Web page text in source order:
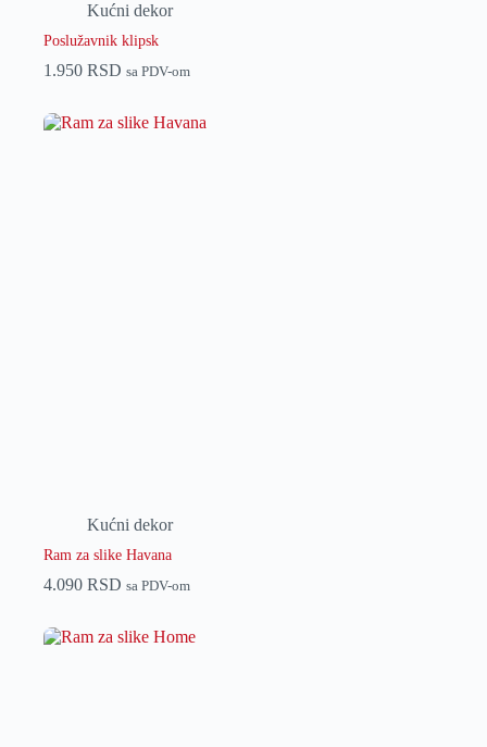
Kućni dekor
Poslužavnik klipsk
1.950 RSD sa PDV-om
Kućni dekor
Ram za slike Havana
4.090 RSD sa PDV-om